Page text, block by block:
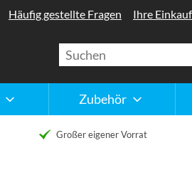
Zubehör
Häufig gestellte Fragen Ihre
Großer eigener Vorrat